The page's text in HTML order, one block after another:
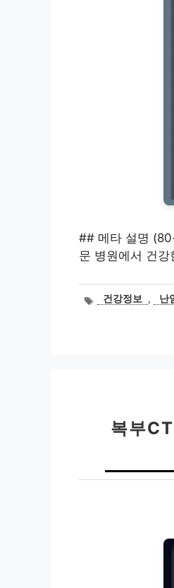
## 메타 설명
문 병원에서 건
태건강정보 , 난
복부